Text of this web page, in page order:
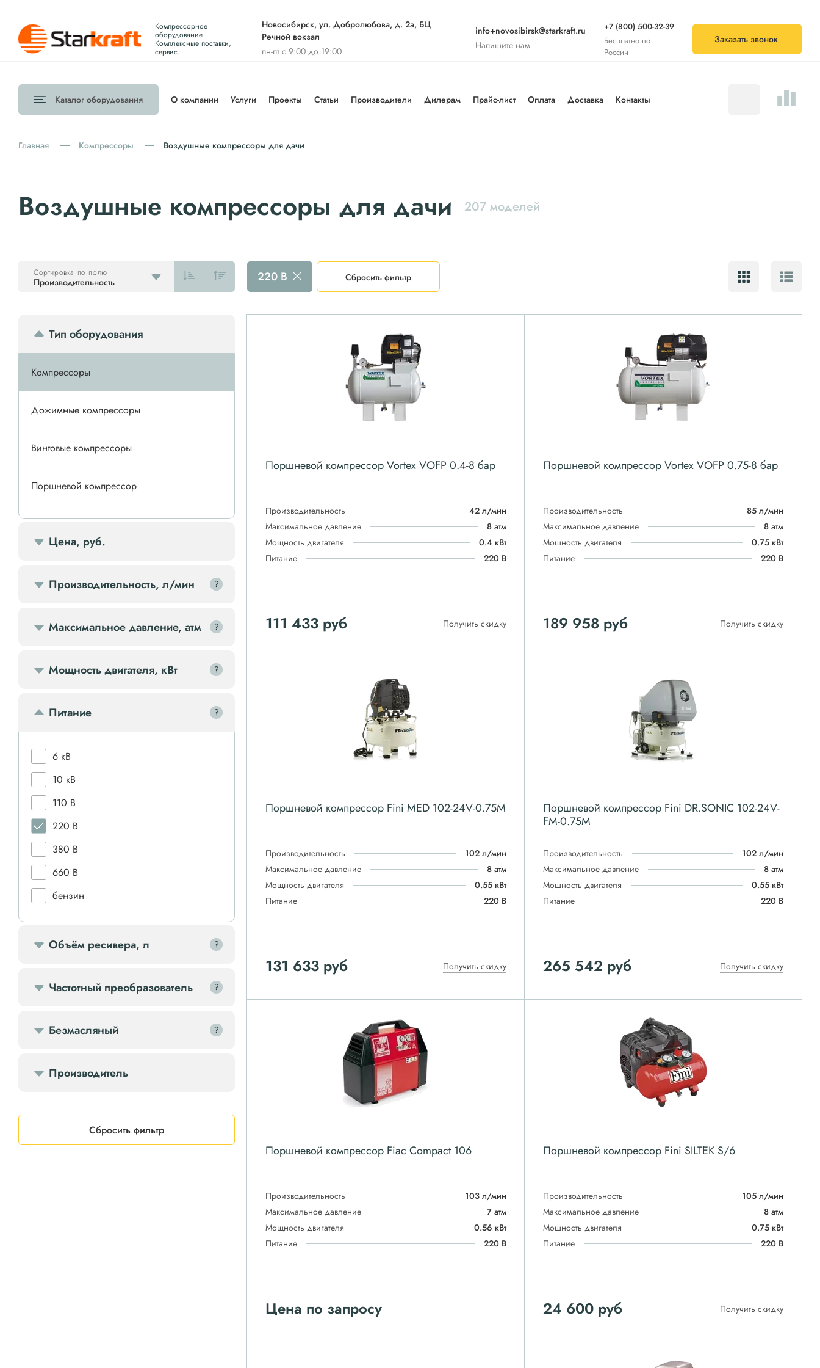
Компрессорное
оборудование.
Комплексные поставки,
сервис.
Новосибирск, ул. Добролюбова, д. 2а, БЦ
Речной вокзал
пн-пт с 9:00 до 19:00
info+novosibirsk@starkraft.ru
Напишите нам
+7 (800) 500-32-39
Бесплатно по
России
Заказать звонок
Каталог оборудования О компании Услуги Проекты Статьи Производители Дилерам Прайс-лист Оплата Доставка Контакты
Главная Компрессоры Воздушные компрессоры для дачи
Воздушные компрессоры для дачи 207 моделей
Производительность
Сортировка по полю 220 В Сбросить фильтр
Тип оборудования
Компрессоры
Дожимные компрессоры
Винтовые компрессоры
Поршневой компрессор
Спиральные компрессоры
Осветительные мачты
Осушители
Ресиверы
Фильтры
Цена, руб.
Производительность, л/мин ?
?
Максимальное давление, атм ?
?
Мощность двигателя, кВт ?
?
Питание ?
?
6 кВ
10 кВ
110 В
220 В
380 В
660 В
бензин
дизель
Объём ресивера, л ?
?
Частотный преобразователь ?
?
Безмасляный ?
?
Производитель
Сбросить фильтр
Поршневой компрессор Vortex VOFP 0.4-8 бар
Производительность
42 л/мин
Максимальное давление
8 атм
Мощность двигателя
0.4 кВт
Питание
220 В
111 433 руб Получить скидку
Поршневой компрессор Vortex VOFP 0.75-8 бар
Производительность
85 л/мин
Максимальное давление
8 атм
Мощность двигателя
0.75 кВт
Питание
220 В
189 958руб Получить скидку
Поршневой компрессор Fini MED 102-24V-0.75M
Производительность
102 л/мин
Максимальное давление
8 атм
Мощность двигателя
0.55 кВт
Питание
220 В
131 633 руб Получить скидку
Поршневой компрессор Fini DR.SONIC 102-24V-
FM-0.75M
Производительность
102 л/мин
Максимальное давление
8 атм
Мощность двигателя
0.55 кВт
Питание
220 В
265 542 руб Получить скидку
Поршневой компрессор Fiac Compact 106
Производительность
103 л/мин
Максимальное давление
7 атм
Мощность двигателя
0.56 кВт
Питание
220 В
Цена по запросу
Поршневой компрессор Fini SILTEK S/6
Производительность
105 л/мин
Максимальное давление
8 атм
Мощность двигателя
0.75 кВт
Питание
220 В
24 600руб Получить скидку